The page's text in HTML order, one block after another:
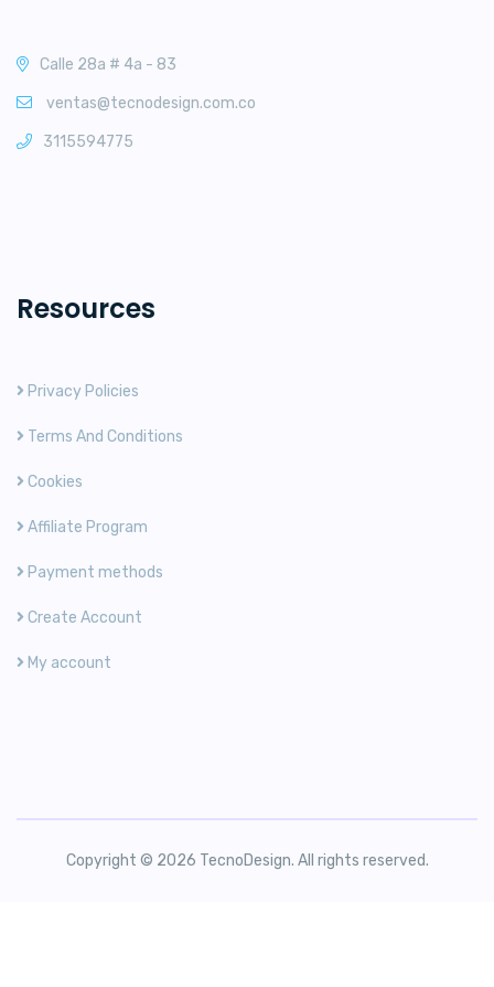
Calle 28a # 4a - 83
ventas@tecnodesign.com.co
3115594775
Resources
Privacy Policies
Terms And Conditions
Cookies
Affiliate Program
Payment methods
Create Account
My account
Copyright © 2026 TecnoDesign. All rights reserved.